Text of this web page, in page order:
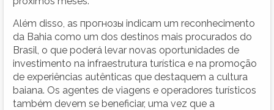
Além disso, as прогнозы indicam um reconhecimento
da Bahia como um dos destinos mais procurados do
Brasil, o que poderá levar novas oportunidades de
investimento na infraestrutura turística e na promoção
de experiências autênticas que destaquem a cultura
baiana. Os agentes de viagens e operadores turísticos
também devem se beneficiar, uma vez que a